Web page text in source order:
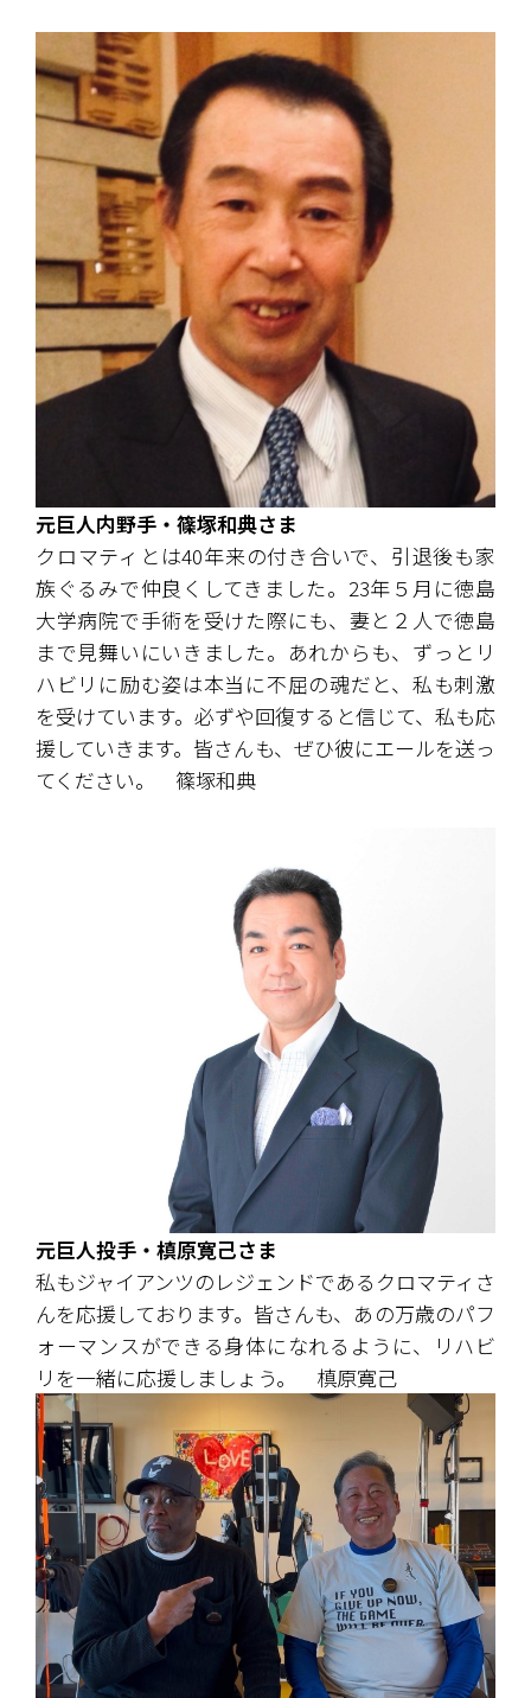
元巨人内野手・篠塚和典さま
クロマティとは40年来の付き合いで、引退後も家
族ぐるみで仲良くしてきました。23年５月に徳島
大学病院で手術を受けた際にも、妻と２人で徳島
まで見舞いにいきました。あれからも、ずっとリ
ハビリに励む姿は本当に不屈の魂だと、私も刺激
を受けています。必ずや回復すると信じて、私も応
援していきます。皆さんも、ぜひ彼にエールを送っ
てください。　篠塚和典
元巨人投手・槙原寛己さま
私もジャイアンツのレジェンドであるクロマティさ
んを応援しております。皆さんも、あの万歳のパフ
ォーマンスができる身体になれるように、リハビ
リを一緒に応援しましょう。　槙原寛己